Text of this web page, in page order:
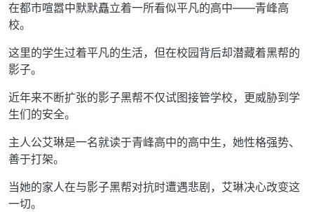
在都市喧嚣中默默矗立着一所看似平凡的高中——青峰高
校。
这里的学生过着平凡的生活，但在校园背后却潜藏着黑帮的
影子。
近年来不断扩张的影子黑帮不仅试图接管学校，更威胁到学
生们的安全。
主人公艾琳是一名就读于青峰高中的高中生，她性格强势、
善于打架。
当她的家人在与影子黑帮对抗时遭遇悲剧，艾琳决心改变这
一切。